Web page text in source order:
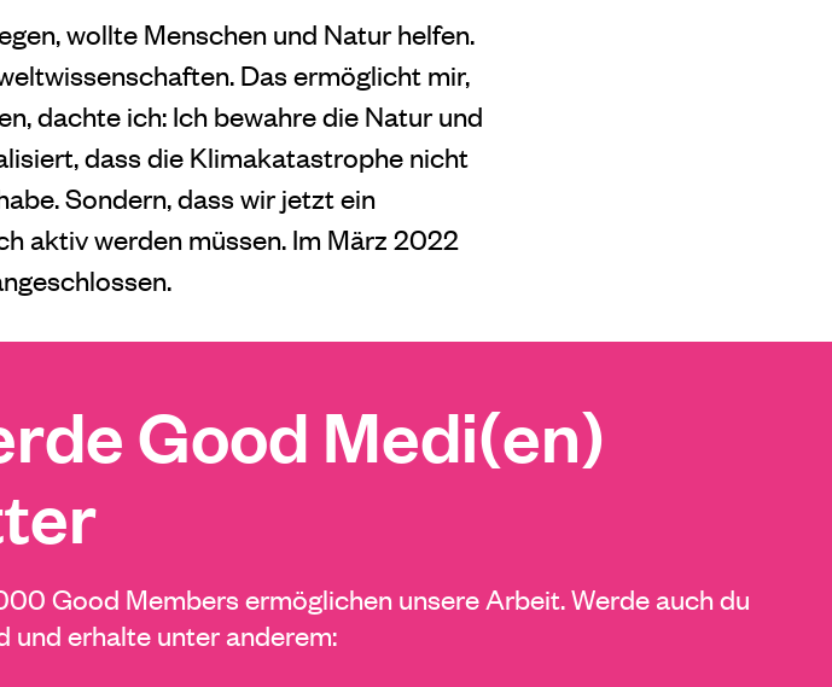
wollte Menschen und Natur helfen.
Das ermöglicht mir,
dachte ich: Ich bewahre die Natur und
dass die Klimakatastrophe nicht
Sondern, dass wir jetzt ein
aktiv werden müssen. Im März 2022
Good Medi(en)
Good Members ermöglichen unsere Arbeit. Werde auch du
und erhalte unter anderem: